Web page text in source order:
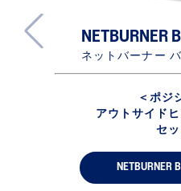
NETBURNER
ネットバーナー
＜ポジ
アウトサイド
セ
NETBURNER